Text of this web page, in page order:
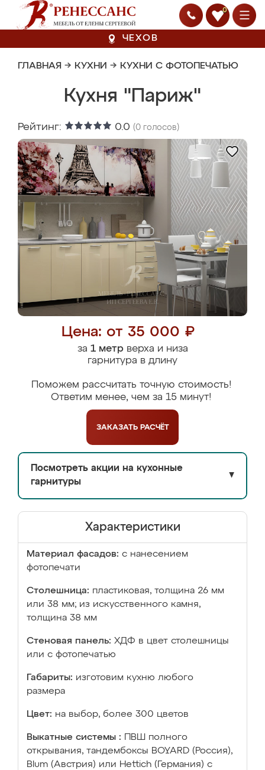
0
ЧЕХОВ
ГЛАВНАЯ → КУХНИ → КУХНИ С ФОТОПЕЧАТЬЮ
Кухня "Париж"
Рейтинг: 0.0 (0 голосов)
Цена: от 35 000 ₽
за 1 метрверха и низа
гарнитура в длину
Поможем рассчитать точную стоимость!
Ответим менее, чем за 15 минут!
ЗАКАЗАТЬ РАСЧЁТ
Посмотреть акции на кухонные
гарнитуры
▼
Характеристики
Материал фасадов: с нанесением
фотопечати
Столешница: пластиковая, толщина 26 мм
или 38 мм; из искусственного камня,
толщина 38 мм
Стеновая панель: ХДФ в цвет столешницы
или с фотопечатью
Габариты: изготовим кухню любого
размера
Цвет: на выбор, более 300 цветов
Выкатные системы :
ПВШ полного
открывания, тандембоксы BOYARD (Россия),
Blum (Австрия) или Hettich (Германия) с